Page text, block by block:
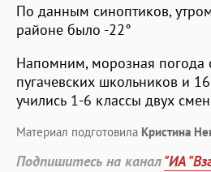
По данным синоптиков,
районе было -22°
Напомним, морозная погода
пугачевских школьников и
учились 1-6 классы двух
Материал подготовила Кристина
Подпишитесь на канал"ИА